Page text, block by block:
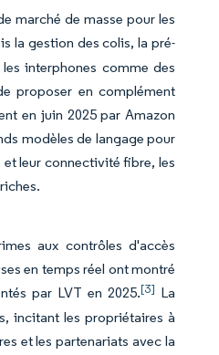
marché de masse pour les
la gestion des colis, la pré-
interphones comme des
proposer en complément
en juin 2025 par Amazon
modèles de langage pour
leur connectivité fibre, les
aux contrôles d'accès
en temps réel ont montré
par LVT en 2025.[3] La
incitant les propriétaires à
et les partenariats avec la